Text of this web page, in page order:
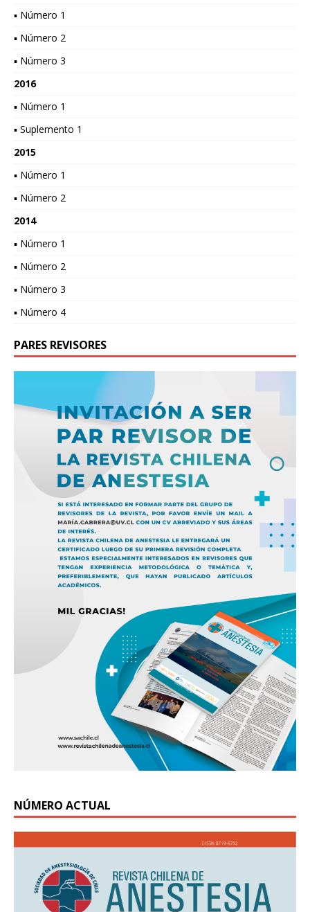
▪ Número 1
▪ Número 2
▪ Número 3
2016
▪ Número 1
▪ Suplemento 1
2015
▪ Número 1
▪ Número 2
2014
▪ Número 1
▪ Número 2
▪ Número 3
▪ Número 4
PARES REVISORES
NÚMERO ACTUAL